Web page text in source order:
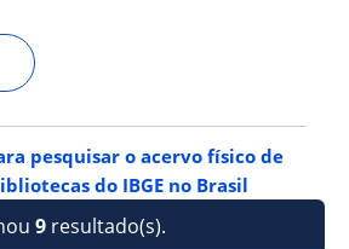
pesquisar o acervo físico de
do IBGE no Brasil
9 resultado(s).